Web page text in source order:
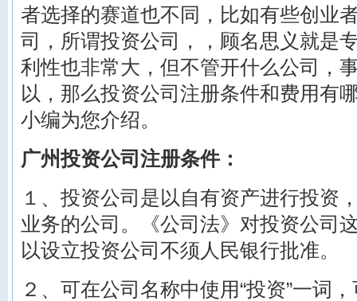
者选择的赛道也不同，比如有些创业
司，所谓投资公司，
，顾名思义就是
利性也非常大，但不管开什么公司，
以，那么投资公司注册条件和费用有
小编为您介绍。
广州投资公司注册条件：
１、投资公司是以自有资产进行投资
业务的公司。《公司法》对投资公司
以设立投资公司不须人民银行批准。
２、可在公司名称中使用“投资”一词